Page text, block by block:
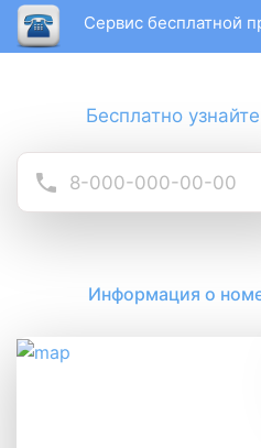
Сервис бесплатной
Бесплатно
Информация о